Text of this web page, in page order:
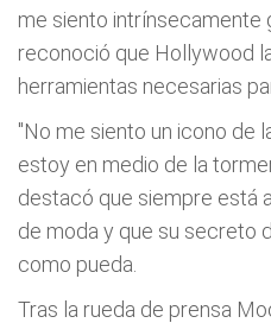
me siento intrínsecamente
reconoció que Hollywood
herramientas necesarias
"No me siento un icono de
estoy en medio de la
destacó que siempre está
de moda y que su secreto
como pueda.
Tras la rueda de prensa